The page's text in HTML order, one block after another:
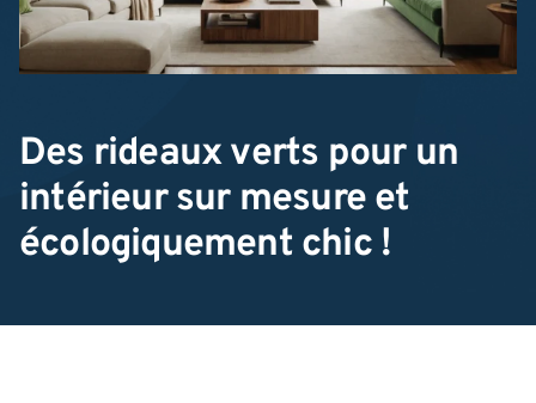
Des rideaux verts pour un
intérieur sur mesure et
écologiquement chic !